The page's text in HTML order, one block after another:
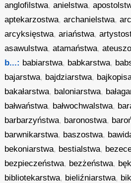
anglofilstwa,anielstwa,
aptekarzostwa,archanielstwa,
arcyksięstwa,ariaństwa,
asawulstwa,atamaństwa,
b...: babiarstwa, babkarstwa,
bajarstwa, bajdziarstwa,
bakałarstwa, baloniarstwa,
bałwaństwa, bałwochwalstwa,
barbarzyństwa, baronostwa,
barwnikarstwa, baszostwa,
bekoniarstwa, bestialstwa,
bezpieczeństwa, bezżeństwa,
bibliotekarstwa, bieliźniarstwa,